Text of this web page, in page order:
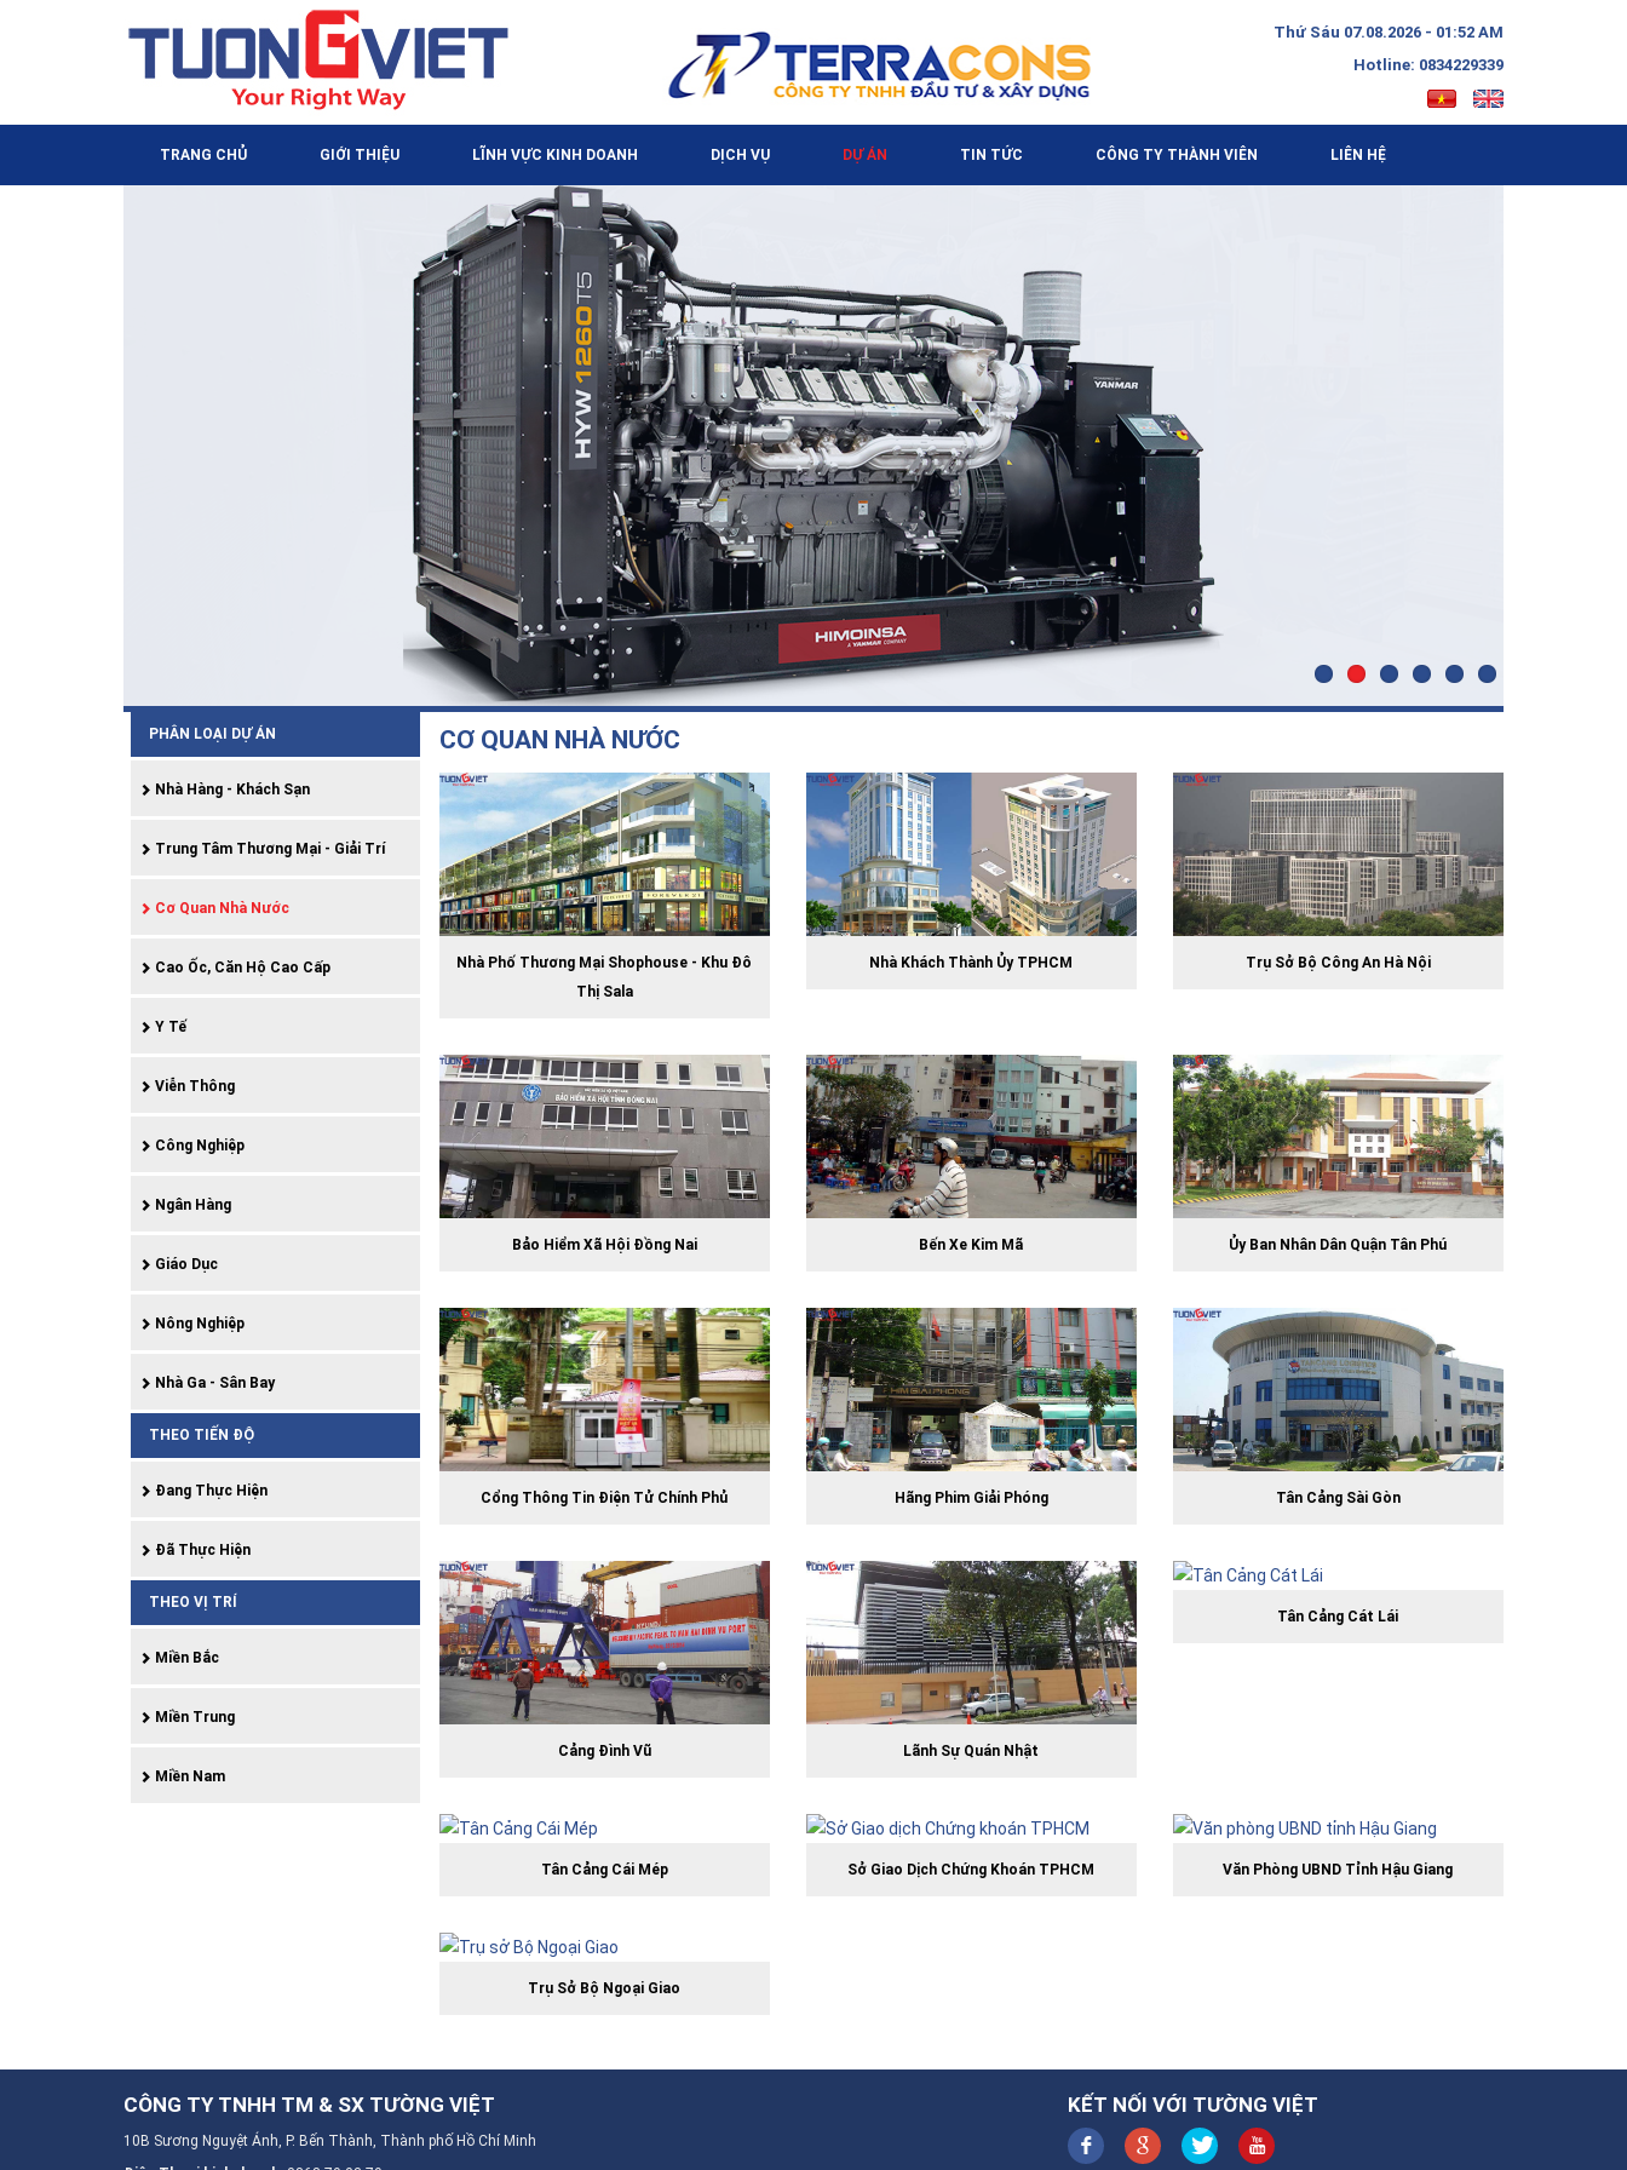
Thứ Sáu 07.08.2026 - 01:52 AM
Hotline: 0834229339
TRANG CHỦ GIỚI THIỆU LĨNH VỰC KINH DOANH DỊCH VỤ DỰ ÁN TIN TỨC CÔNG TY THÀNH VIÊN LIÊN HỆ
CƠ QUAN NHÀ NƯỚC
Nhà Phố Thương Mại Shophouse - Khu Đô
Thị Sala
Nhà Khách Thành Ủy TPHCM Trụ Sở Bộ Công An Hà Nội
Bảo Hiểm Xã Hội Đồng Nai Bến Xe Kim Mã Ủy Ban Nhân Dân Quận Tân Phú
Cổng Thông Tin Điện Tử Chính Phủ Hãng Phim Giải Phóng Tân Cảng Sài Gòn
Cảng Đình Vũ Lãnh Sự Quán Nhật
Tân Cảng Cát Lái
Tân Cảng Cái Mép Sở Giao Dịch Chứng Khoán TPHCM Văn Phòng UBND Tỉnh Hậu Giang
Trụ Sở Bộ Ngoại Giao
PHÂN LOẠI DỰ ÁN
Nhà Hàng - Khách Sạn
Trung Tâm Thương Mại - Giải Trí
Cơ Quan Nhà Nước
Cao Ốc, Căn Hộ Cao Cấp
Y Tế
Viễn Thông
Công Nghiệp
Ngân Hàng
Giáo Dục
Nông Nghiệp
Nhà Ga - Sân Bay
THEO TIẾN ĐỘ
Đang Thực Hiện
Đã Thực Hiện
THEO VỊ TRÍ
Miền Bắc
Miền Trung
Miền Nam
CÔNG TY TNHH TM & SX TƯỜNG VIỆT
10B Sương Nguyệt Ánh, P. Bến Thành, Thành phố Hồ Chí Minh
KẾT NỐI VỚI TƯỜNG VIỆT